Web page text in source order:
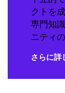
クトを
専門知
ニティ
さらに詳